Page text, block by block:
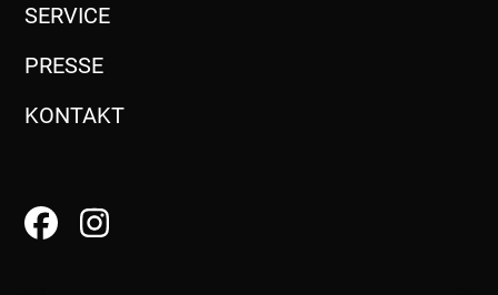
SERVICE
PRESSE
KONTAKT